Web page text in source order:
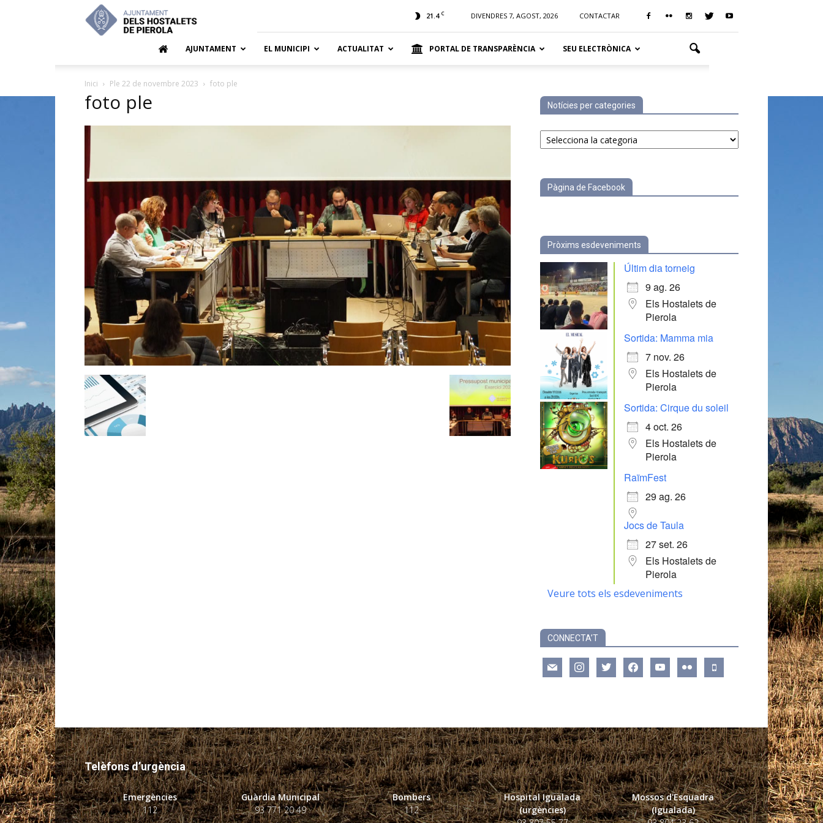
Hostalets
de
21.4 C DIVENDRES 7, AGOST, 2026 CONTACTAR
AJUNTAMENT EL MUNICIPI ACTUALITAT PORTAL DE TRANSPARÈNCIA SEU ELECTRÒNICA
Inici Ple 22 de novembre 2023 foto ple
foto ple Notícies per categories
Notícies
per
Pàgina de Facebook
Pròxims esdeveniments
Últim dia torneig
9 ag. 26
Els Hostalets de
Pierola
Sortida: Mamma mia
7 nov. 26
Els Hostalets de
Pierola
Sortida: Cirque du soleil
4 oct. 26
Els Hostalets de
Pierola
RaïmFest
29 ag. 26
Jocs de Taula
27 set. 26
Els Hostalets de
Pierola
Veure tots els esdeveniments
CONNECTA’T
mail instagramtwitter facebookyoutube flickr mobile
Telèfons d’urgència
Emergències
112
Guàrdia Municipal
93 771 20 49
Bombers
112
Hospital Igualada
(urgències)
Mossos d'Esquadra
(Igualada)